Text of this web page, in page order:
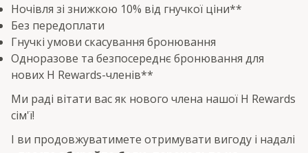
Ночівля зі знижкою 10% від гнучкої ціни**
Без передоплати
Гнучкі умови скасування бронювання
Одноразове та безпосереднє бронювання для
нових H Rewards-членів**
Ми раді вітати вас як нового члена нашої H Rewards
сім'ї!
І ви продовжуватимете отримувати вигоду і надалі